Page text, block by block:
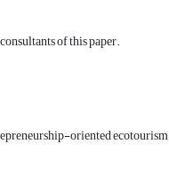
of this paper.
oriented ecotourism